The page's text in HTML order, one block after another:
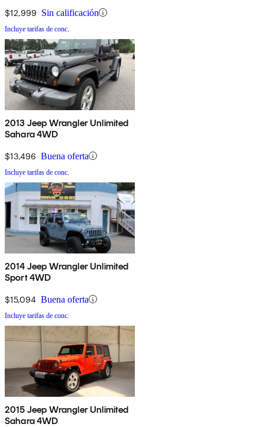
$12,999 Sin calificación
Incluye tarifas de conc.
2013 Jeep Wrangler Unlimited
Sahara 4WD
$13,496 Buena oferta
Incluye tarifas de conc.
2014 Jeep Wrangler Unlimited
Sport 4WD
$15,094 Buena oferta
Incluye tarifas de conc.
2015 Jeep Wrangler Unlimited
Sahara 4WD